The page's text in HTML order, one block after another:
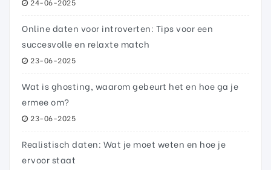
24-06-2025
Online daten voor introverten: Tips voor een
succesvolle en relaxte match
23-06-2025
Wat is ghosting, waarom gebeurt het en hoe ga je
ermee om?
23-06-2025
Realistisch daten: Wat je moet weten en hoe je
ervoor staat